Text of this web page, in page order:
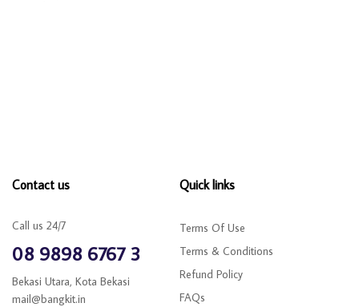
Contact us
Call us 24/7
08 9898 6767 3
Bekasi Utara, Kota Bekasi
mail@bangkit.in
Quick links
Terms Of Use
Terms & Conditions
Refund Policy
FAQs